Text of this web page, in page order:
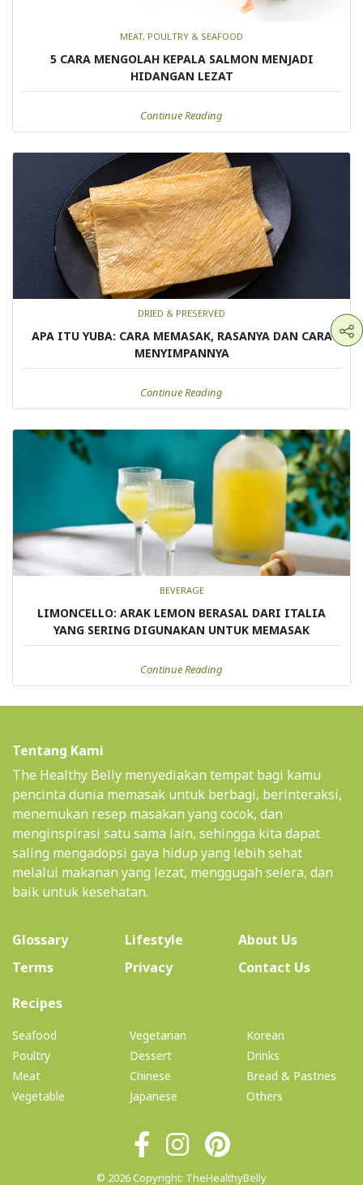
MEAT, POULTRY & SEAFOOD
5 CARA MENGOLAH KEPALA SALMON MENJADI
HIDANGAN LEZAT
Continue Reading
DRIED & PRESERVED
APA ITU YUBA: CARA MEMASAK, RASANYA DAN CARA
MENYIMPANNYA
Continue Reading
BEVERAGE
LIMONCELLO: ARAK LEMON BERASAL DARI ITALIA
YANG SERING DIGUNAKAN UNTUK MEMASAK
Continue Reading
Tentang Kami
The Healthy Belly menyediakan tempat bagi kamu
pencinta dunia memasak untuk berbagi, berinteraksi,
menemukan resep masakan yang cocok, dan
menginspirasi satu sama lain, sehingga kita dapat
saling mengadopsi gaya hidup yang lebih sehat
melalui makanan yang lezat, menggugah selera, dan
baik untuk kesehatan.
Glossary Lifestyle About Us(current)
Terms
Privacy
Contact Us
Recipes(current)
Seafood
Poultry
Meat
Vegetable
Vegetarian
Dessert
Chinese
Japanese
Korean
Drinks
Bread & Pastries
Others
© 2026 Copyright: TheHealthyBelly